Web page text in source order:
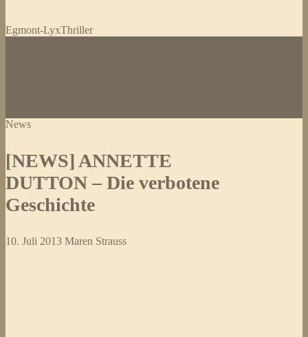
Egmont-LyxThriller
News
[NEWS] ANNETTE
DUTTON – Die verbotene
Geschichte
10. Juli 2013 Maren Strauss